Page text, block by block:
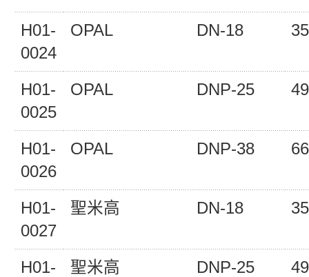
H01-
0024
OPAL DN-18 35
H01-
0025
OPAL DNP-25 49
H01-
0026
OPAL DNP-38 66
H01-
0027
聖米高 DN-18 35
H01-
聖米高 DNP-25 49